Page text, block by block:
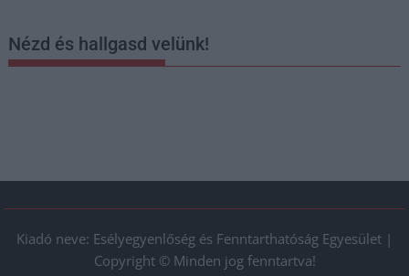
Nézd és hallgasd velünk!
Kiadó neve: Esélyegyenlőség és Fenntarthatóság Egyesület |
Copyright © Minden jog fenntartva!